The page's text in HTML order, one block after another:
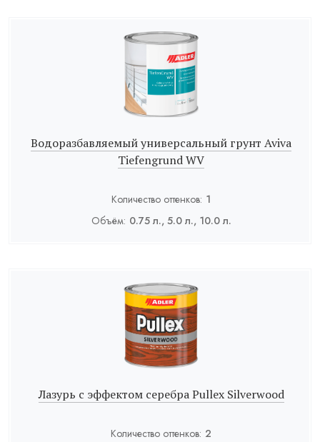
Водоразбавляемый универсальный грунт Aviva
Tiefengrund WV
Количество оттенков: 1
Объём: 0.75 л., 5.0 л., 10.0 л.
Лазурь с эффектом серебра Pullex Silverwood
Количество оттенков: 2